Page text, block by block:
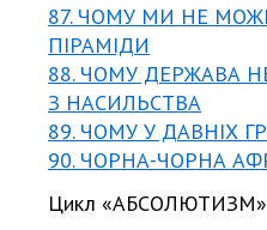
87. ЧОМУ МИ НЕ
ПІРАМІДИ
88. ЧОМУ ДЕРЖАВА
З НАСИЛЬСТВА
89. ЧОМУ У ДАВНІХ
90. ЧОРНА-ЧОРНА
Цикл